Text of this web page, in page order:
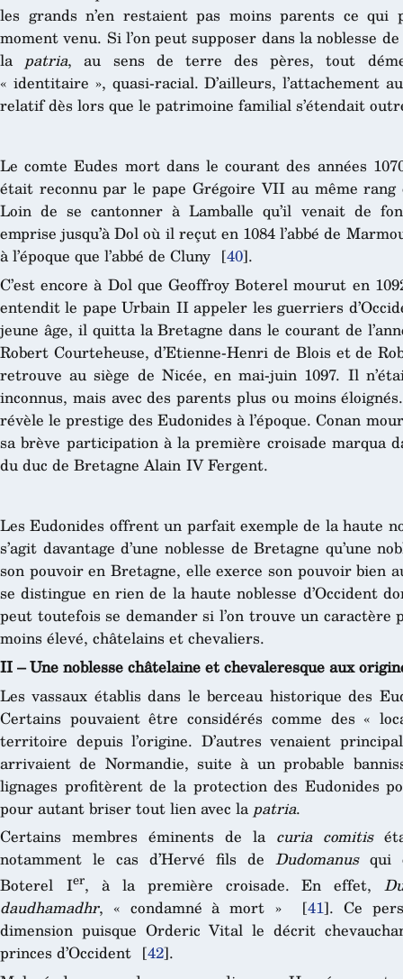
les grands n’en restaient pas moins parents ce qui
moment venu. Si l’on peut supposer dans la noblesse
la patria, au sens de terre des pères, tout
« identitaire », quasi-racial. D’ailleurs, l’attachement
relatif dès lors que le patrimoine familial s’étendait
Le comte Eudes mort dans le courant des années
était reconnu par le pape Grégoire VII au même
Loin de se cantonner à Lamballe qu’il venait de
emprise jusqu’à Dol où il reçut en 1084 l’abbé de
à l’époque que l’abbé de Cluny [40].
C’est encore à Dol que Geoffroy Boterel mourut en
entendit le pape Urbain II appeler les guerriers
jeune âge, il quitta la Bretagne dans le courant de
Robert Courteheuse, d’Etienne-Henri de Blois et de
retrouve au siège de Nicée, en mai-juin 1097. Il
inconnus, mais avec des parents plus ou moins
révèle le prestige des Eudonides à l’époque. Conan
sa brève participation à la première croisade marqua
du duc de Bretagne Alain IV Fergent.
Les Eudonides offrent un parfait exemple de la haute
s’agit davantage d’une noblesse de Bretagne qu’une
son pouvoir en Bretagne, elle exerce son pouvoir bien
se distingue en rien de la haute noblesse d’Occident
peut toutefois se demander si l’on trouve un caractère
moins élevé, châtelains et chevaliers.
II – Une noblesse châtelaine et chevaleresque aux
Les vassaux établis dans le berceau historique des
Certains pouvaient être considérés comme des «
territoire depuis l’origine. D’autres venaient
arrivaient de Normandie, suite à un probable
lignages profitèrent de la protection des Eudonides
pour autant briser tout lien avec la patria.
Certains membres éminents de la curia comitis
notamment le cas d’Hervé fils de Dudomanusqui
Boterel Ier, à la première croisade. En effet,
daudhamadhr, « condamné à mort » [41]. Ce
dimension puisque Orderic Vital le décrit
princes d’Occident [42].